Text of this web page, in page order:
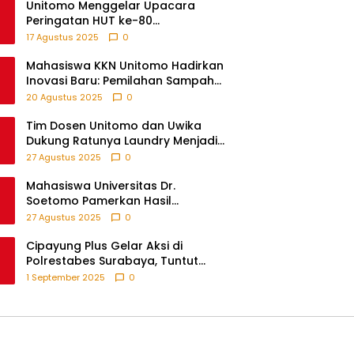
Unitomo Menggelar Upacara
Peringatan HUT ke-80
Kemerdekaan RI Bersama Warga
17 Agustus 2025 0
Mahasiswa KKN Unitomo Hadirkan
Inovasi Baru: Pemilahan Sampah
Sebelum Setor, Anak-anak Turut
Desa Tanjungsari Probolinggo
20 Agustus 2025 0
Tim Dosen Unitomo dan Uwika
Dukung Ratunya Laundry Menjadi
Contoh UMKM Berbasis Teknologi
27 Agustus 2025 0
Mahasiswa Universitas Dr.
Soetomo Pamerkan Hasil
Pengabdian melalui Expo KKN di
27 Agustus 2025 0
Cipayung Plus Gelar Aksi di
Polrestabes Surabaya, Tuntut
Keadilan atas Kematian
Demonstran
1 September 2025 0